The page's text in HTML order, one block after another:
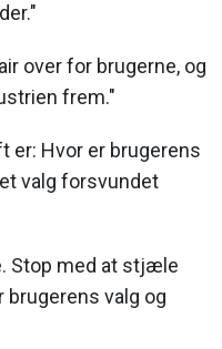
over for brugerne, og
frem."
er: Hvor er brugerens
valg forsvundet
Stop med at stjæle
valg og